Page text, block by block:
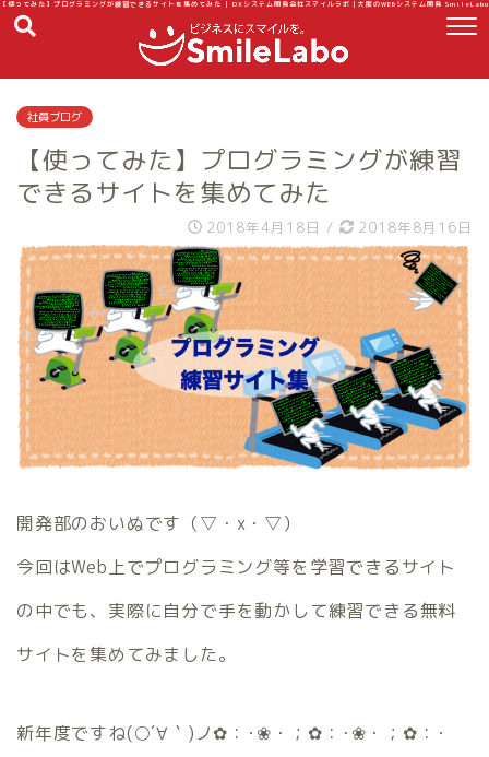
【使ってみた】プログラミングが練習できるサイトを集めてみた | DXシステム開発会社スマイルラボ｜大阪のWEBシステム開発 SmileLabo
社員ブログ
【使ってみた】プログラミングが練習
できるサイトを集めてみた
2018年4月18日 / 2018年8月16日
開発部のおいぬです（▽・x・▽）
今回はWeb上でプログラミング等を学習できるサイト
の中でも、実際に自分で手を動かして練習できる無料
サイトを集めてみました。
新年度ですね(○´∀｀)ノ✿：･❀・；✿：･❀・；✿：･